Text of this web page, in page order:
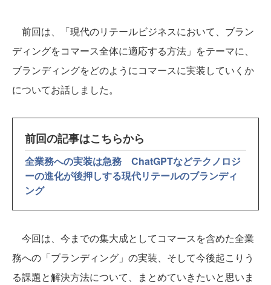
前回は、「現代のリテールビジネスにおいて、ブラン
ディングをコマース全体に適応する方法」をテーマに、
ブランディングをどのようにコマースに実装していくか
についてお話しました。
前回の記事はこちらから
全業務への実装は急務 ChatGPTなどテクノロジ
ーの進化が後押しする現代リテールのブランディ
ング
今回は、今までの集大成としてコマースを含めた全業
務への「ブランディング」の実装、そして今後起こりう
る課題と解決方法について、まとめていきたいと思いま